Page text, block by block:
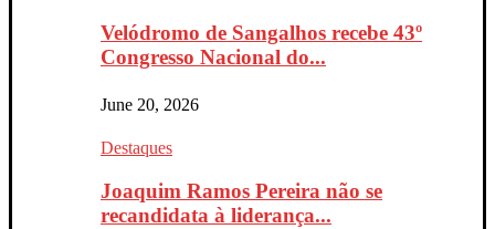
Velódromo de Sangalhos recebe 43º
Congresso Nacional do...
June 20, 2026
Destaques
Joaquim Ramos Pereira não se
recandidata à liderança...